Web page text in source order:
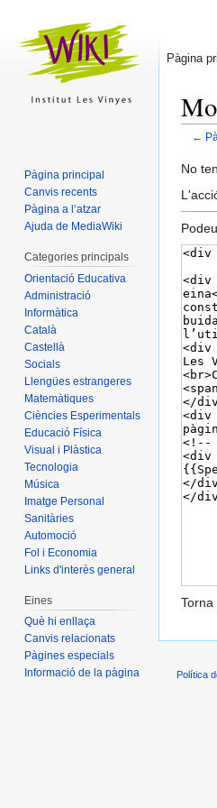
←
Salta
a
Salta
a
cerca
No
Torna
Pàgina
Pàgina principal
Canvis recents
Pàgina a l’atzar
Ajuda de MediaWiki
Categories principals
Orientació Educativa
Administració
Informàtica
Català
Castellà
Socials
Llengües estrangeres
Matemàtiques
Ciències Esperimentals
Educació Física
Visual i Plàstica
Tecnologia
Música
Imatge Personal
Sanitàries
Automoció
Fol i Economia
Links d'interès general
Eines
Què hi enllaça
Canvis relacionats
Pàgines especials
Informació de la pàgina
Política